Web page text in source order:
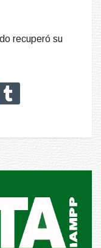
recuperó su